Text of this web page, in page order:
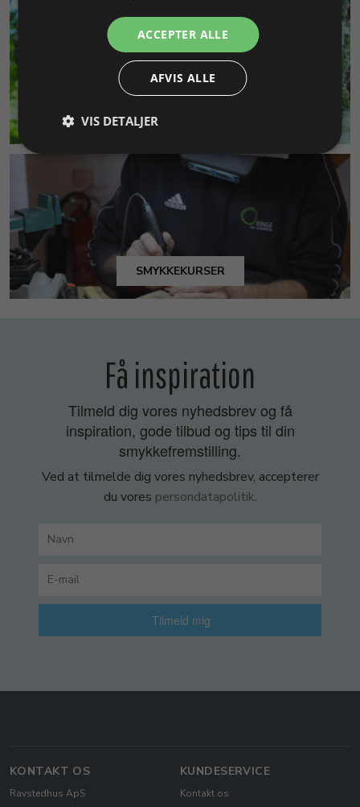
MILJØ & BÆREDYGTIGHED
SMYKKEKURSER
Få inspiration
Tilmeld dig vores nyhedsbrev og få
inspiration, gode tilbud og tips til din
smykkefremstilling.
Ved at tilmelde dig vores nyhedsbrev, accepterer
du vores persondatapolitik.
Tilmeld mig
KONTAKT OS
Ravstedhus ApS
KUNDESERVICE
Kontakt os
ACCEPTER ALLE
AFVIS ALLE
VIS DETALJER